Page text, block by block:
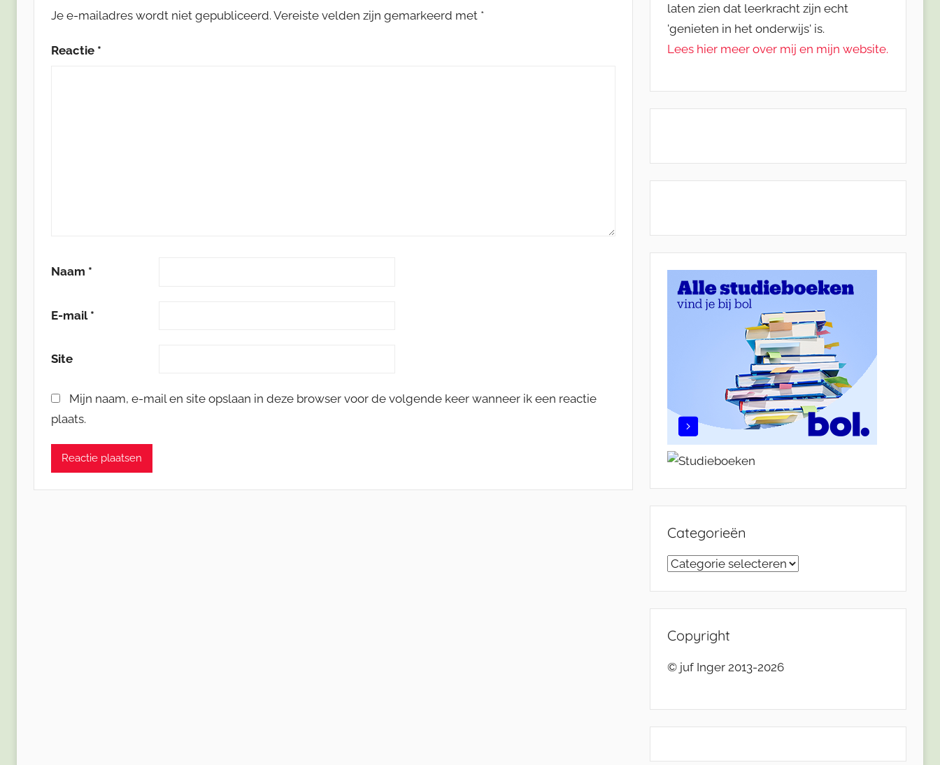
Je e-mailadres wordt niet gepubliceerd. Vereiste velden zijn gemarkeerd met *
Reactie *
Naam *
E-mail *
Site
Mijn naam, e-mail en site opslaan in deze browser voor de volgende keer wanneer ik een reactie
plaats.
laten zien dat leerkracht zijn echt
'genieten in het onderwijs' is.
Lees hier meer over mij en mijn website.
Categorieën
Categorieën
Copyright
© juf Inger 2013-2026